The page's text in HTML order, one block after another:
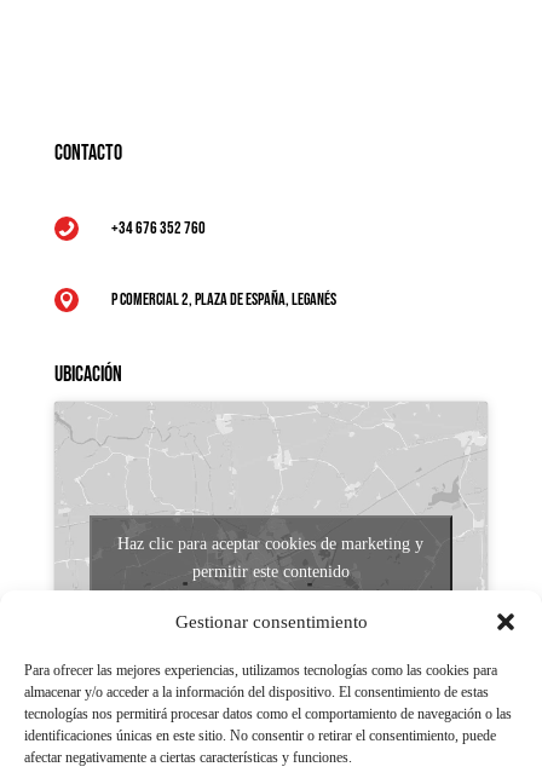
Gestionar consentimiento
Para ofrecer las mejores experiencias, utilizamos tecnologías como las cookies para
almacenar y/o acceder a la información del dispositivo. El consentimiento de estas
tecnologías nos permitirá procesar datos como el comportamiento de navegación o las
identificaciones únicas en este sitio. No consentir o retirar el consentimiento, puede
afectar negativamente a ciertas características y funciones.
Contacto
 +34 676 352 760
 P Comercial 2, Plaza de España, Leganés
Ubicación
Haz clic para aceptar cookies de marketing y
permitir este contenido
Aviso legal